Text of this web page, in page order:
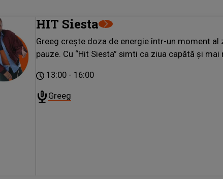
HIT Siesta
Greeg crește doza de energie într-un moment al
pauze. Cu “Hit Siesta” simti ca ziua capătă şi
13:00 16:00
Greeg